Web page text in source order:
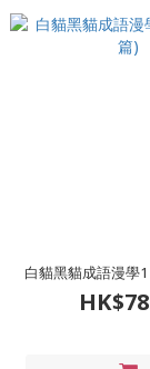
白貓黑貓成語漫學